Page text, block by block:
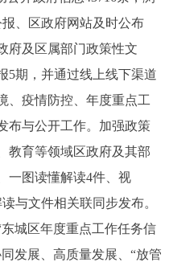
回到顶部
、区政府网站及时公布
府及区属部门政策性文
5期，并通过线上线下渠道
、疫情防控、年度重点工
布与公开工作。加强政策
教育等领域区政府及其部
一图读懂解读4件、视
与文件相关联同步发布。
城区年度重点工作任务信
发展、高质量发展、“放管